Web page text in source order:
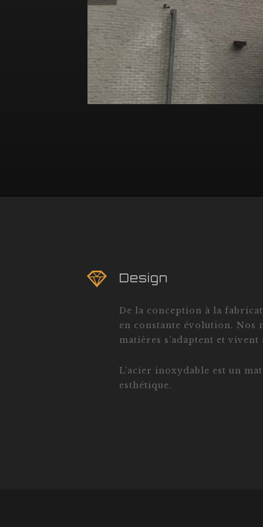
Design
De la conception à la
en constante évolution. Nos
matières s’adaptent et
L’acier inoxydable est un
esthétique.